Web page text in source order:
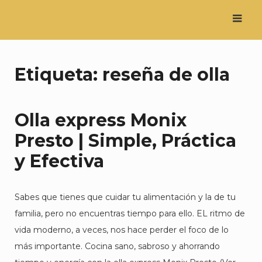
contenido
Etiqueta: reseña de olla
Olla express Monix
Presto | Simple, Práctica
y Efectiva
Sabes que tienes que cuidar tu alimentación y la de tu
familia, pero no encuentras tiempo para ello. EL ritmo de
vida moderno, a veces, nos hace perder el foco de lo
más importante. Cocina sano, sabroso y ahorrando